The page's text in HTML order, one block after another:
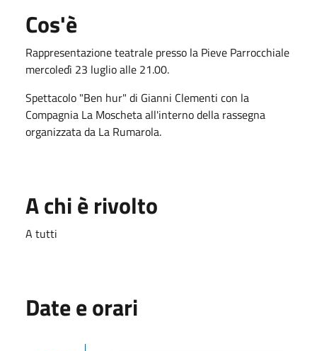
Cos'è
Rappresentazione teatrale presso la Pieve Parrocchiale
mercoledì 23 luglio alle 21.00.
Spettacolo "Ben hur" di Gianni Clementi con la
Compagnia La Moscheta all'interno della rassegna
organizzata da La Rumarola.
A chi è rivolto
A tutti
Date e orari